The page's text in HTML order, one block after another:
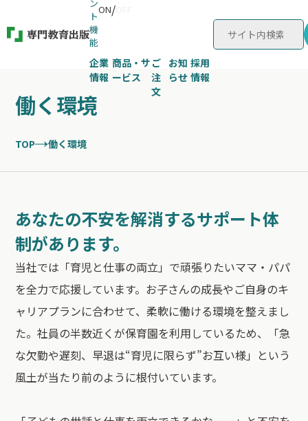
ン
ト
機
能
ON/
企業
情報
商品・サ
ービス
ご
注
文
お知
らせ
採用
情報
働く環境
TOP 働く環境
あなたの不安を解消するサポート体
制があります。
当社では「育児と仕事の両立」で頑張りたいママ・パパ
を全力で応援しています。お子さんの成長やご自身のキ
ャリアプランに合わせて、柔軟に働ける環境を整えまし
た。社員の半数近くが保育園を利用しているため、「急
な欠勤や遅刻、早退は“育児に限らず”お互い様」という
風土が当たり前のように根付いています。